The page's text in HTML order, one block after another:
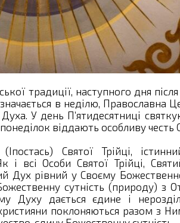
традиції, наступного дня
в неділю, Православна
У день П’ятидесятниці
віддають особливу честь
Святої Трійці,
і всі Особи Святої Трійці,
Дух рівний у Своєму
сутність (природу) з
Духу дається єдине і
поклоняються разом з